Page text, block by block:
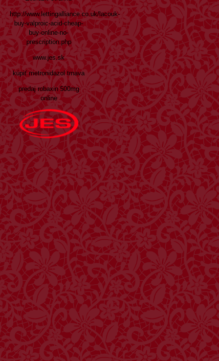
http://www.lettingalliance.co.uk/lacouk-
buy-valproic-acid-cheap-
buy-online-no-
prescription.php
www.jes.sk
kúpiť metronidazol trnava
predaj robaxin 500mg
online